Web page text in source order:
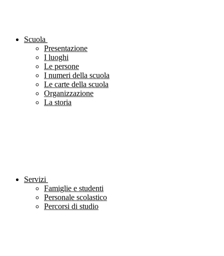
Scuola
Presentazione
I luoghi
Le persone
I numeri della scuola
Le carte della scuola
Organizzazione
La storia
Servizi
Famiglie e studenti
Personale scolastico
Percorsi di studio